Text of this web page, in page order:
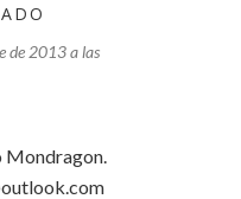
de 2013 a las
Mondragon.